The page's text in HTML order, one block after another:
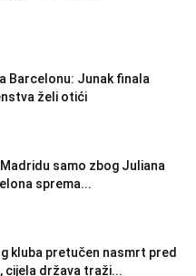
Barcelonu: Junak finala
želi otići
Madridu samo zbog Juliana
sprema...
kluba pretučen nasmrt pred
cijela država traži...